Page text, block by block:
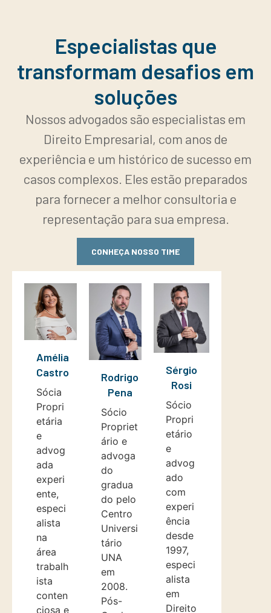
Especialistas que
transformam desafios em
soluções
Nossos advogados são especialistas em
Direito Empresarial, com anos de
experiência e um histórico de sucesso em
casos complexos. Eles estão preparados
para fornecer a melhor consultoria e
representação para sua empresa.
CONHEÇA NOSSO TIME
Amélia
Castro
Sócia
Propri
etária
e
advog
ada
experi
ente,
especi
alista
na
área
trabalh
ista
conten
ciosa e
Rodrigo
Pena
Sócio
Propriet
ário e
advoga
do
gradua
do pelo
Centro
Universi
tário
UNA
em
2008.
Pós-
Sérgio
Rosi
Sócio
Propri
etário
e
advog
ado
com
experi
ência
desde
1997,
especi
alista
em
Direito